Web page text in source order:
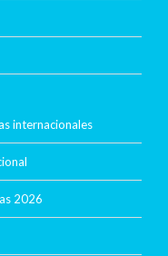
internacionales
2026